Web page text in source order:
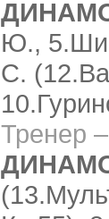
Ю.,
С.
Тренер